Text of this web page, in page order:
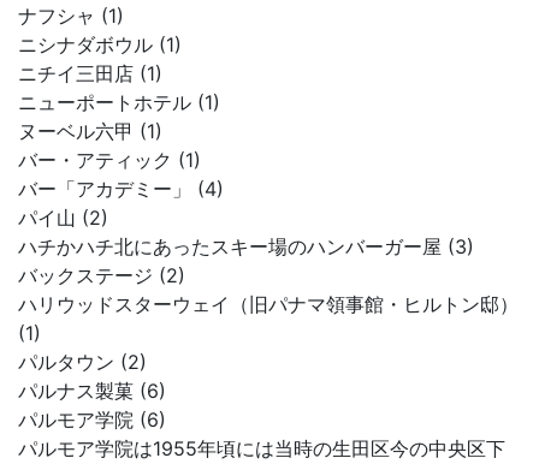
ナフシャ (1)
ニシナダボウル (1)
ニチイ三田店 (1)
ニューポートホテル (1)
ヌーベル六甲 (1)
バー・アティック (1)
バー「アカデミー」 (4)
パイ山 (2)
ハチかハチ北にあったスキー場のハンバーガー屋 (3)
バックステージ (2)
ハリウッドスターウェイ（旧パナマ領事館・ヒルトン邸）
(1)
パルタウン (2)
パルナス製菓 (6)
パルモア学院 (6)
パルモア学院は1955年頃には当時の生田区今の中央区下